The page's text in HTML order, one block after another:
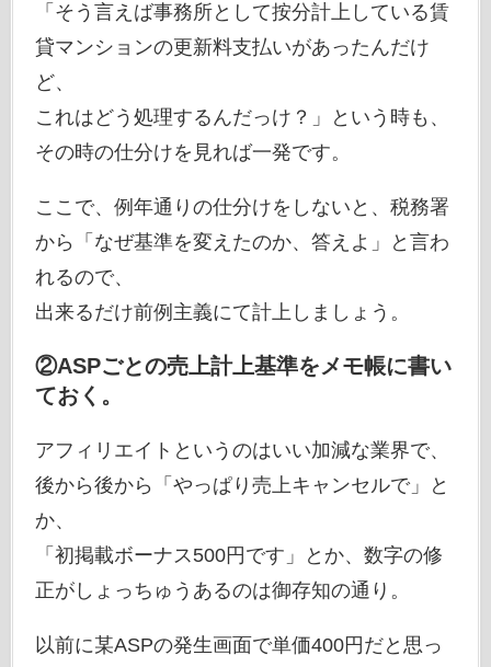
「そう言えば事務所として按分計上している賃
貸マンションの更新料支払いがあったんだけ
ど、
これはどう処理するんだっけ？」という時も、
その時の仕分けを見れば一発です。
ここで、例年通りの仕分けをしないと、税務署
から「なぜ基準を変えたのか、答えよ」と言わ
れるので、
出来るだけ前例主義にて計上しましょう。
②ASPごとの売上計上基準をメモ帳に書い
ておく。
アフィリエイトというのはいい加減な業界で、
後から後から「やっぱり売上キャンセルで」と
か、
「初掲載ボーナス500円です」とか、数字の修
正がしょっちゅうあるのは御存知の通り。
以前に某ASPの発生画面で単価400円だと思っ